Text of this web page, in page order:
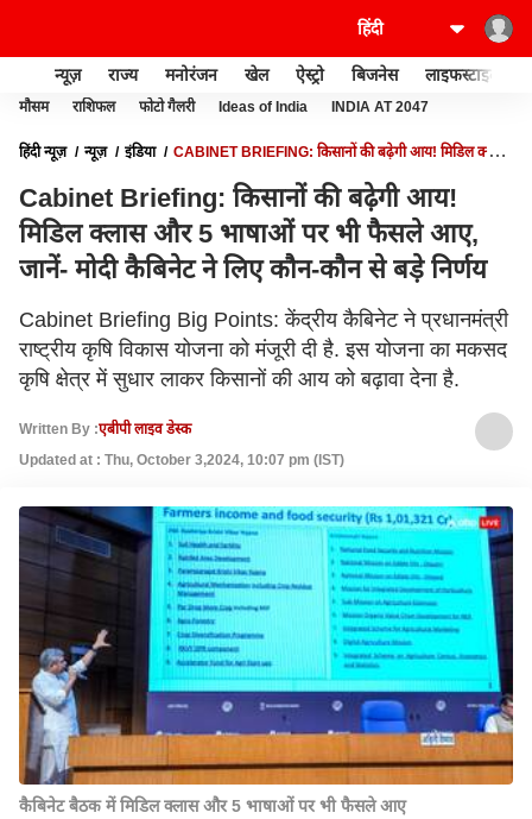
न्यूज़ राज्य मनोरंजन खेल ऐस्ट्रो बिजनेस लाइफस्टाइल
मौसम राशिफल फोटो गैलरी Ideas of India INDIA AT 2047
हिंदी न्यूज़ न्यूज़ इंडिया
CABINET BRIEFING: किसानों की बढ़ेगी आय! मिडिल क्लास
Cabinet Briefing: किसानों की बढ़ेगी आय!
मिडिल क्लास और 5 भाषाओं पर भी फैसले आए,
जानें- मोदी कैबिनेट ने लिए कौन-कौन से बड़े निर्णय
Cabinet Briefing Big Points: केंद्रीय कैबिनेट ने प्रधानमंत्री
राष्ट्रीय कृषि विकास योजना को मंजूरी दी है. इस योजना का मकसद
कृषि क्षेत्र में सुधार लाकर किसानों की आय को बढ़ावा देना है.
Written By :एबीपी लाइव डेस्क
Updated at : Thu, October 3,2024, 10:07 pm (IST)
कैबिनेट बैठक में मिडिल क्लास और 5 भाषाओं पर भी फैसले आए